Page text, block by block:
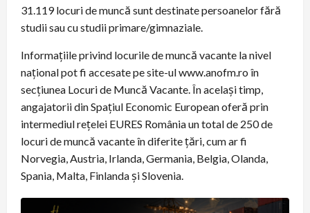
31.119 locuri de muncă sunt destinate persoanelor fără
studii sau cu studii primare/gimnaziale.
Informaţiile privind locurile de muncă vacante la nivel
naţional pot fi accesate pe site-ul www.anofm.ro în
secţiunea Locuri de Muncă Vacante. În acelaşi timp,
angajatorii din Spaţiul Economic European oferă prin
intermediul reţelei EURES România un total de 250 de
locuri de muncă vacante în diferite ţări, cum ar fi
Norvegia, Austria, Irlanda, Germania, Belgia, Olanda,
Spania, Malta, Finlanda şi Slovenia.